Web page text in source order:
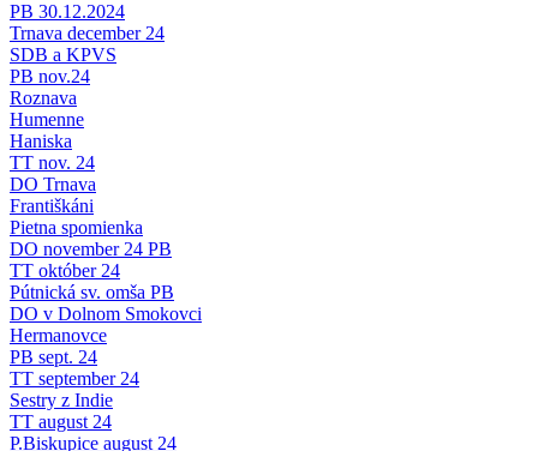
PB 30.12.2024
Trnava december 24
SDB a KPVS
PB nov.24
Roznava
Humenne
Haniska
TT nov. 24
DO Trnava
Františkáni
Pietna spomienka
DO november 24 PB
TT október 24
Pútnická sv. omša PB
DO v Dolnom Smokovci
Hermanovce
PB sept. 24
TT september 24
Sestry z Indie
TT august 24
P.Biskupice august 24